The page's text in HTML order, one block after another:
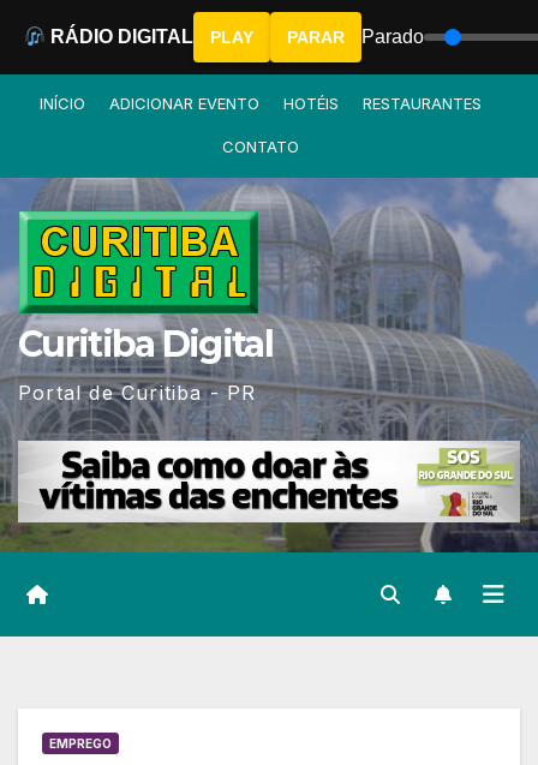
INÍCIO ADICIONAR EVENTO HOTÉIS RESTAURANTES
CONTATO
Curitiba Digital
Portal de Curitiba - PR
EMPREGO
RÁDIO DIGITAL PLAY PARAR Parado